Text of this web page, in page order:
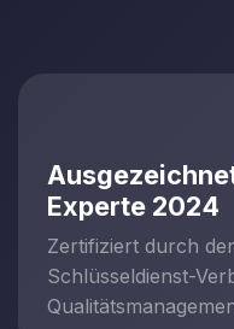
Experte 2024
Zertifiziert durch
Schlüsseldienst-